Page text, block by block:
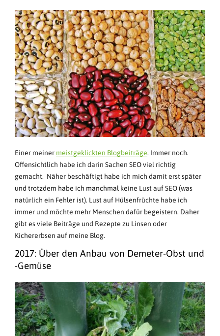
Einer meiner meistgeklickten Blogbeiträge. Immer noch.
Offensichtlich habe ich darin Sachen SEO viel richtig
gemacht. Näher beschäftigt habe ich mich damit erst später
und trotzdem habe ich manchmal keine Lust auf SEO (was
natürlich ein Fehler ist). Lust auf Hülsenfrüchte habe ich
immer und möchte mehr Menschen dafür begeistern. Daher
gibt es viele Beiträge und Rezepte zu Linsen oder
Kichererbsen auf meine Blog.
2017: Über den Anbau von Demeter-Obst und
-Gemüse